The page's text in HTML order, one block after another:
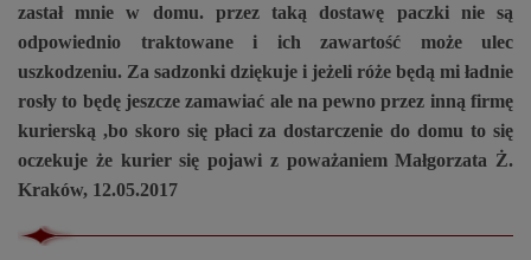
zastał mnie w domu. przez taką dostawę paczki nie są
odpowiednio traktowane i ich zawartość może ulec
uszkodzeniu. Za sadzonki dziękuje i jeżeli róże będą mi ładnie
rosły to będę jeszcze zamawiać ale na pewno przez inną firmę
kurierską ,bo skoro się płaci za dostarczenie do domu to się
oczekuje że kurier się pojawi z poważaniem Małgorzata Ż.
Kraków, 12.05.2017